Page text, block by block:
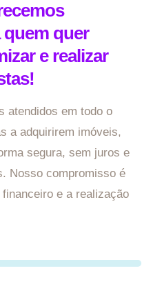
quer
e realizar
atendidos em todo o
a adquirirem imóveis,
segura, sem juros e
Nosso compromisso é
e a realização